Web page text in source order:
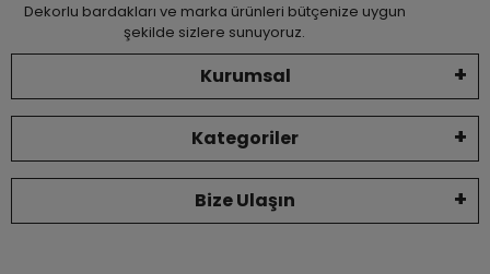
Dekorlu bardakları ve marka ürünleri bütçenize uygun
şekilde sizlere sunuyoruz.
Kurumsal
Kategoriler
Bize Ulaşın